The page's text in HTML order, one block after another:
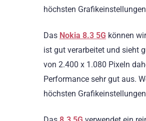
höchsten
Das Nokia 8.3 5G können
ist gut verarbeitet und sieht
von 2.400 x 1.080 Pixeln
Performance sehr gut aus.
höchsten